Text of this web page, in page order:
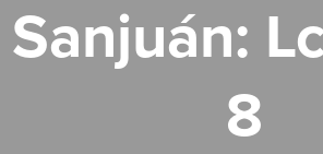
Sanjuán:
8